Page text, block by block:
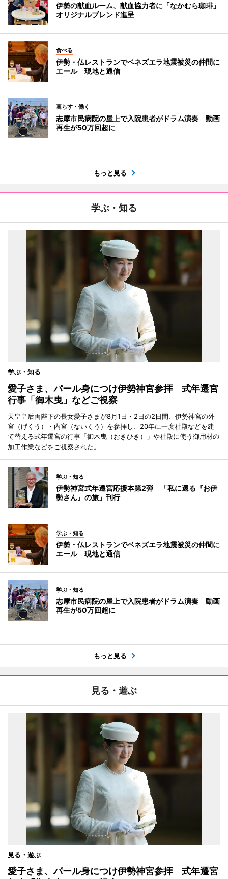
伊勢の献血ルーム、献血協力者に「なかむら珈琲」
オリジナルブレンド進呈
食べる
伊勢・仏レストランでベネズエラ地震被災の仲間に
エール 現地と通信
暮らす・働く
志摩市民病院の屋上で入院患者がドラム演奏 動画
再生が50万回超に
もっと見る
学ぶ・知る
学ぶ・知る
愛子さま、パール身につけ伊勢神宮参拝 式年遷宮
行事「御木曳」などご視察
天皇皇后両陛下の長女愛子さまが8月1日・2日の2日間、伊勢神宮の外
宮（げくう）・内宮（ないくう）を参拝し、20年に一度社殿などを建
て替える式年遷宮の行事「御木曳（おきひき）」や社殿に使う御用材の
加工作業などをご視察された。
学ぶ・知る
伊勢神宮式年遷宮応援本第2弾 「私に還る『お伊
勢さん』の旅」刊行
学ぶ・知る
伊勢・仏レストランでベネズエラ地震被災の仲間に
エール 現地と通信
学ぶ・知る
志摩市民病院の屋上で入院患者がドラム演奏 動画
再生が50万回超に
もっと見る
見る・遊ぶ
見る・遊ぶ
愛子さま、パール身につけ伊勢神宮参拝 式年遷宮